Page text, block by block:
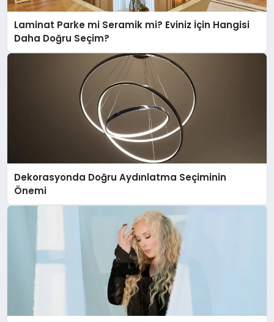
Laminat Parke mi Seramik mi? Eviniz İçin Hangisi
Daha Doğru Seçim?
Dekorasyonda Doğru Aydınlatma Seçiminin
Önemi